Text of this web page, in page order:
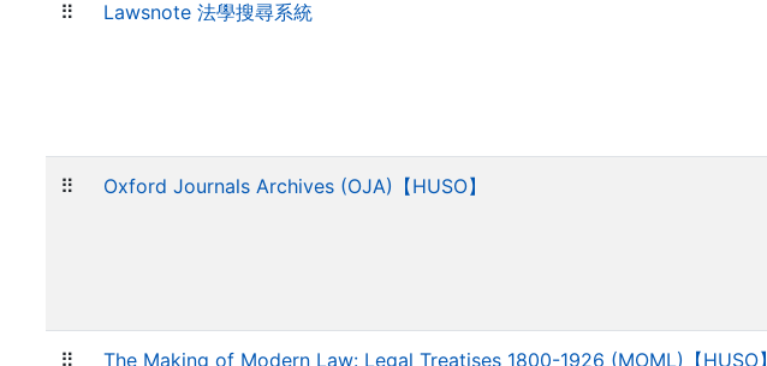
⠿ Lawsnote 法學搜尋系統
⠿ Oxford Journals Archives (OJA)【HUSO】
⠿ The Making of Modern Law: Legal Treatises 1800-1926 (MOML)【HUSO】